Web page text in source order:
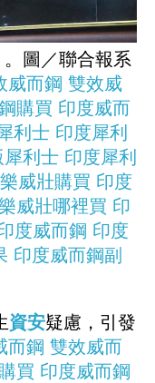
圖／聯合報系
威而鋼 雙效威
購買 印度威而
利士 印度犀利
犀利士 印度犀利
樂威壯購買 印度
威壯哪裡買 印
度威而鋼 印度
印度威而鋼副
資安疑慮，引發
而鋼 雙效威而
買 印度威而鋼